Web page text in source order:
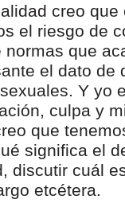
creo que
el riesgo de
que
el dato de
Y yo
culpa y
que
significa el
discutir cuál
etcétera.